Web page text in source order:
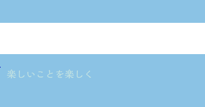
楽しいことを楽しく